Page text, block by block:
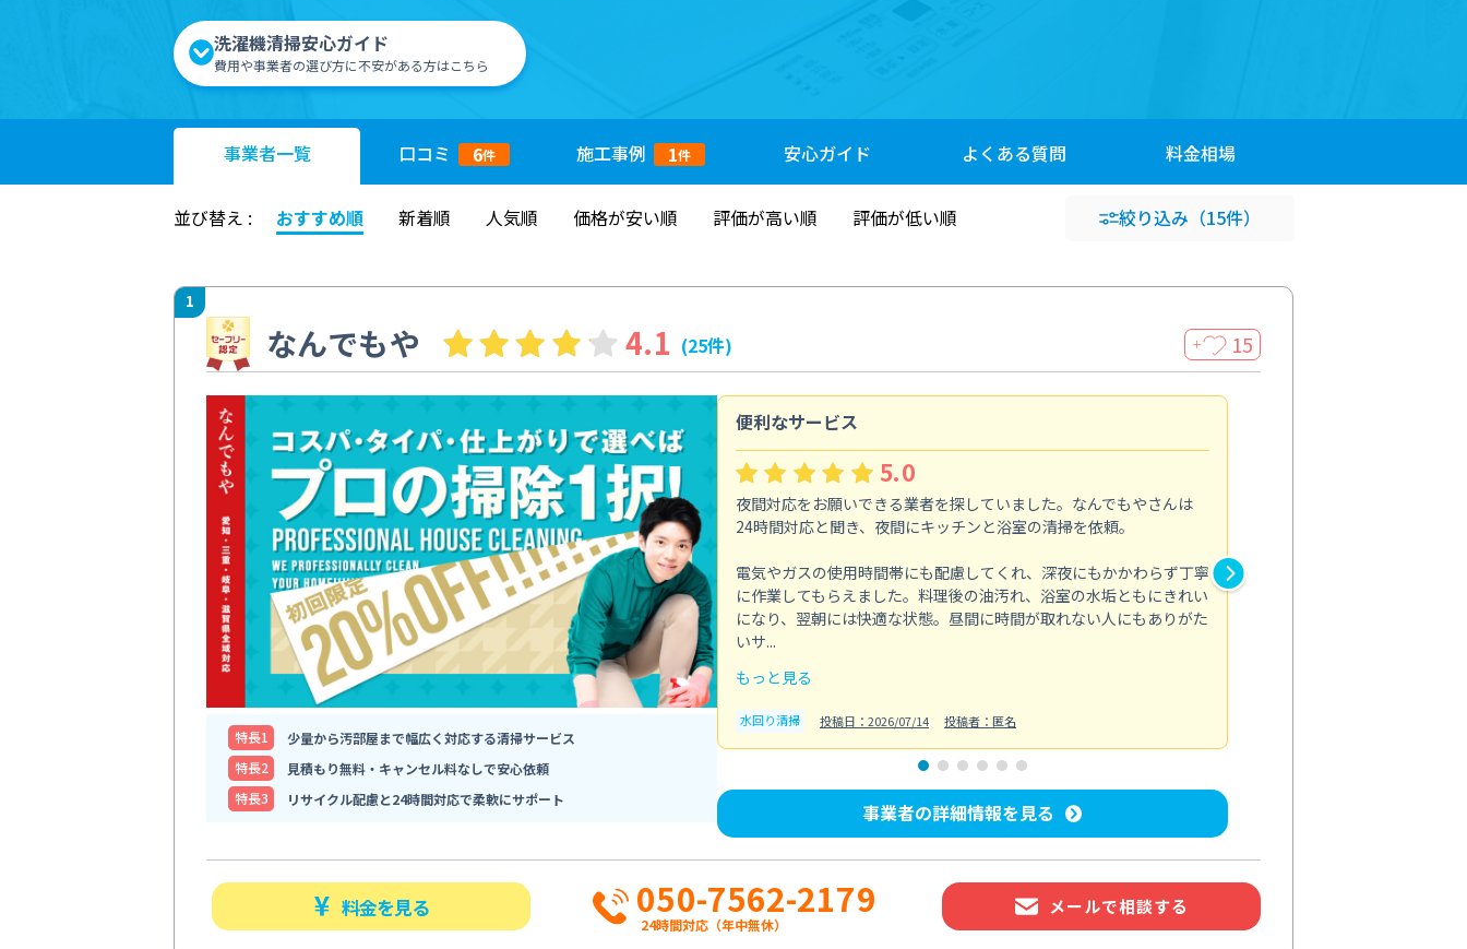
洗濯機清掃安心ガイド
費用や事業者の選び方に不安がある方はこちら
事業者一覧 口コミ 6件 施工事例 1件 安心ガイド よくある質問 料金相場
並び替え : おすすめ順 新着順 人気順 価格が安い順 評価が高い順 評価が低い順 絞り込み （15件）
1
なんでもや 4.1 (25件) ＋ 15
特⻑1
少量から汚部屋まで幅広く対応する清掃サービス
特⻑2
見積もり無料・キャンセル料なしで安心依頼
特⻑3
リサイクル配慮と24時間対応で柔軟にサポート
便利なサービス
5.0
夜間対応をお願いできる業者を探していました。なんでもやさんは
24時間対応と聞き、夜間にキッチンと浴室の清掃を依頼。
電気やガスの使用時間帯にも配慮してくれ、深夜にもかかわらず丁寧
に作業してもらえました。料理後の油汚れ、浴室の水垢ともにきれい
になり、翌朝には快適な状態。昼間に時間が取れない人にもありがた
いサ...
もっと見る
水回り清掃 投稿日：2026/07/14 投稿者：匿名
事業者の詳細情報を見る
料金を見る 050-7562-2179
24時間対応（年中無休）
メールで相談する